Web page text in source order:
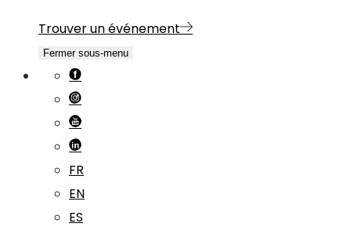
Trouver un événement
Fermer sous-menu
FR
EN
ES